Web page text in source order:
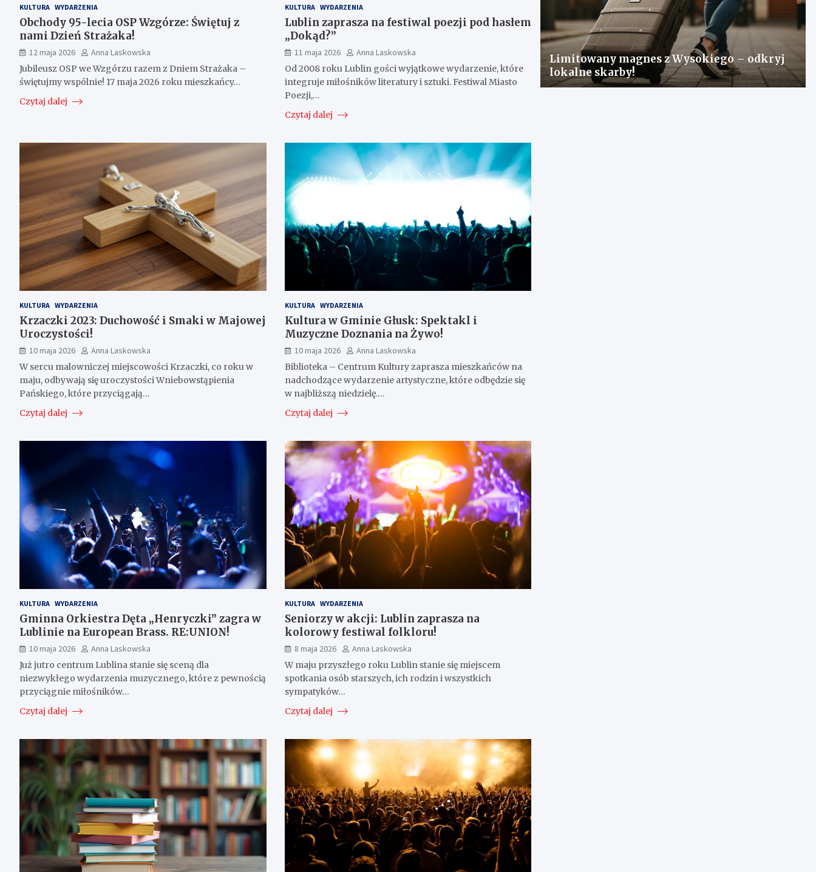
KULTURA WYDARZENIA
Obchody 95-lecia OSP Wzgórze: Świętuj z
nami Dzień Strażaka!
12 maja 2026
Anna Laskowska
Jubileusz OSP we Wzgórzu razem z Dniem Strażaka –
świętujmy wspólnie! 17 maja 2026 roku mieszkańcy…
Czytaj dalej
KULTURA WYDARZENIA
Lublin zaprasza na festiwal poezji pod hasłem
„Dokąd?”
11 maja 2026
Anna Laskowska
Od 2008 roku Lublin gości wyjątkowe wydarzenie, które
integruje miłośników literatury i sztuki. Festiwal Miasto
Poezji,…
Czytaj dalej
KULTURA WYDARZENIA
Krzaczki 2023: Duchowość i Smaki w Majowej
Uroczystości!
10 maja 2026
Anna Laskowska
W sercu malowniczej miejscowości Krzaczki, co roku w
maju, odbywają się uroczystości Wniebowstąpienia
Pańskiego, które przyciągają…
Czytaj dalej
KULTURA WYDARZENIA
Kultura w Gminie Głusk: Spektakl i
Muzyczne Doznania na Żywo!
10 maja 2026
Anna Laskowska
Biblioteka – Centrum Kultury zaprasza mieszkańców na
nadchodzące wydarzenie artystyczne, które odbędzie się
w najbliższą niedzielę.…
Czytaj dalej
KULTURA WYDARZENIA
Gminna Orkiestra Dęta „Henryczki” zagra w
Lublinie na European Brass. RE:UNION!
10 maja 2026
Anna Laskowska
Już jutro centrum Lublina stanie się sceną dla
niezwykłego wydarzenia muzycznego, które z pewnością
przyciągnie miłośników…
Czytaj dalej
KULTURA WYDARZENIA
Seniorzy w akcji: Lublin zaprasza na
kolorowy festiwal folkloru!
8 maja 2026
Anna Laskowska
W maju przyszłego roku Lublin stanie się miejscem
spotkania osób starszych, ich rodzin i wszystkich
sympatyków…
Czytaj dalej
Limitowany magnes z Wysokiego – odkryj
lokalne skarby!